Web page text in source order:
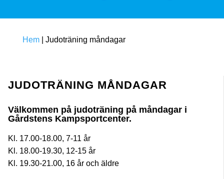
n
Hem Judoträning måndagar
JUDOTRÄNING MÅNDAGAR
Välkommen på judoträning på måndagar i
Gårdstens Kampsportcenter.
Kl. 17.00-18.00, 7-11 år
Kl. 18.00-19.30, 12-15 år
Kl. 19.30-21.00, 16 år och äldre